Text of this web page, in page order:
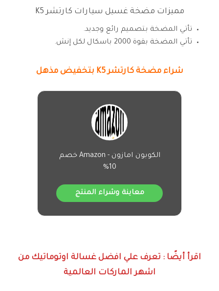
مميزات مضخة غسيل سيارات كارتشر K5
تأتي المضخة بتصميم رائع وجديد.
تأتي المضخة بقوة 2000 باسكال لكل إنش.
شراء مضخة كارتشر K5 بتخفيض مذهل
الكوبون امازون - Amazon خصم
10%
معاينة وشراء المنتج
اقرأ أيضًا : تعرف علي افضل غسالة اوتوماتيك من
اشهر الماركات العالمية